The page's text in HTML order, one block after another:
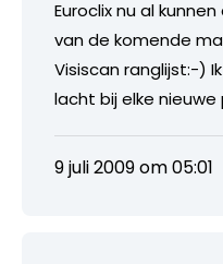
Euroclix nu al
van de komende
Visiscan ranglijst:-)
lacht bij elke nieuwe
9 juli 2009 om 05:01